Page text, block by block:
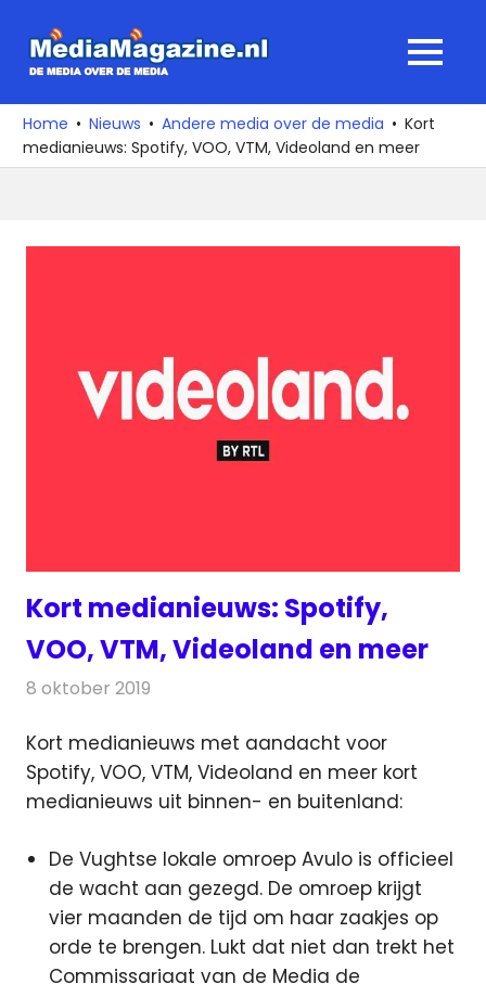
naar
media
over
de
MENU
Home Nieuws Andere media over de media
Kort
medianieuws: Spotify, VOO, VTM, Videoland en meer
Kort medianieuws: Spotify,
VOO, VTM, Videoland en meer
8 oktober 2019
Kort medianieuws met aandacht voor
Spotify, VOO, VTM, Videoland en meer kort
medianieuws uit binnen- en buitenland:
De Vughtse lokale omroep Avulo is officieel
de wacht aan gezegd. De omroep krijgt
vier maanden de tijd om haar zaakjes op
orde te brengen. Lukt dat niet dan trekt het
Commissariaat van de Media de